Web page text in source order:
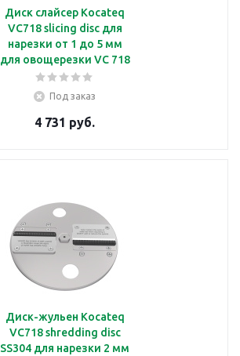
Диск слайсер Kocateq
VC718 slicing disc для
нарезки от 1 до 5 мм
для овощерезки VC 718
Под заказ
4 731 руб.
Диск-жульен Kocateq
VC718 shredding disc
SS304 для нарезки 2 мм